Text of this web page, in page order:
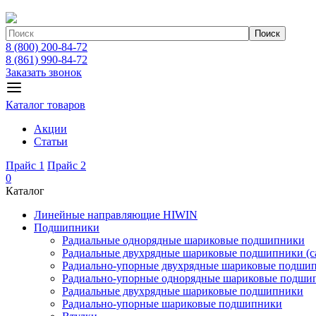
Поиск
8 (800) 200-84-72
8 (861) 990-84-72
Заказать звонок
Каталог товаров
Акции
Статьи
Прайс 1 Прайс 2
0
Каталог
Линейные направляющие HIWIN
Подшипники
Радиальные однорядные шариковые подшипники
Радиальные двухрядные шариковые подшипники
Радиально-упорные двухрядные шариковые
Радиально-упорные однорядные шариковые
Радиальные двухрядные шариковые подшипники
Радиально-упорные шариковые подшипники